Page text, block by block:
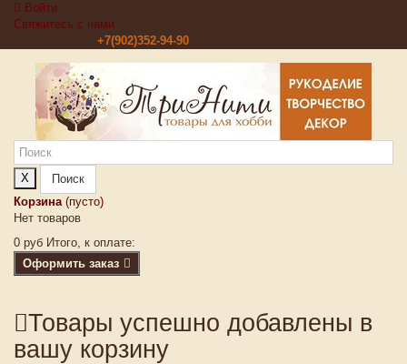
Войти
Свяжитесь с нами
+7(902)352-94-90
X
Поиск
Корзина (пусто)
Нет товаров
0 руб Итого, к оплате:
Оформить заказ
Товары успешно добавлены в
вашу корзину